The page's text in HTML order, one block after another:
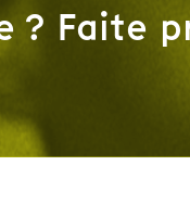
? Faite